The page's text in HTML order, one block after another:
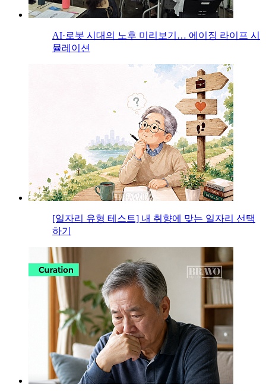
AI·로봇 시대의 노후 미리보기… 에이징 라이프 시
뮬레이션
[일자리 유형 테스트] 내 취향에 맞는 일자리 선택
하기